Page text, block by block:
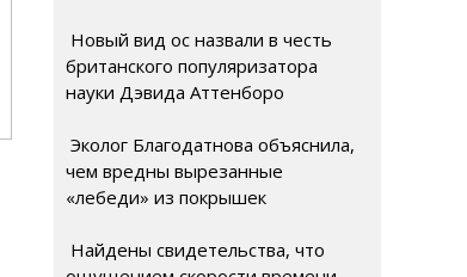
Новый вид ос назвали в честь
британского популяризатора
науки Дэвида Аттенборо
Эколог Благодатнова объяснила,
чем вредны вырезанные
«лебеди» из покрышек
Найдены свидетельства, что